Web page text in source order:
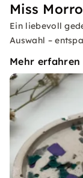
Miss
Ein liebevoll
Auswahl –
Mehr erfahren